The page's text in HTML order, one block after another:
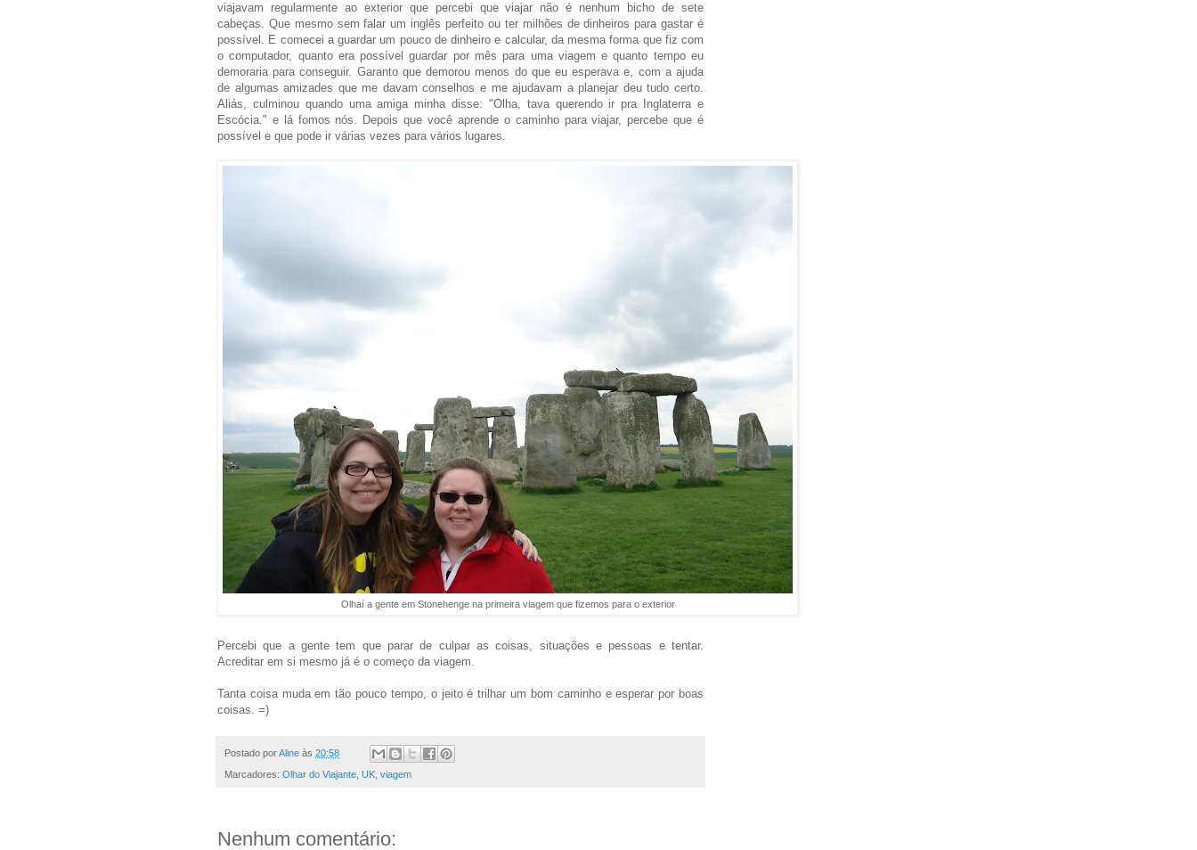
viajavam regularmente ao exterior que percebi que viajar não é nenhum bicho de sete
cabeças. Que mesmo sem falar um inglês perfeito ou ter milhões de dinheiros para gastar é
possível. E comecei a guardar um pouco de dinheiro e calcular, da mesma forma que fiz com
o computador, quanto era possível guardar por mês para uma viagem e quanto tempo eu
demoraria para conseguir. Garanto que demorou menos do que eu esperava e, com a ajuda
de algumas amizades que me davam conselhos e me ajudavam a planejar deu tudo certo.
Aliás, culminou quando uma amiga minha disse: "Olha, tava querendo ir pra Inglaterra e
Escócia." e lá fomos nós. Depois que você aprende o caminho para viajar, percebe que é
possível e que pode ir várias vezes para vários lugares.
Olhaí a gente em Stonehenge na primeira viagem que fizemos para o exterior
Percebi que a gente tem que parar de culpar as coisas, situações e pessoas e tentar.
Acreditar em si mesmo já é o começo da viagem.
Tanta coisa muda em tão pouco tempo, o jeito é trilhar um bom caminho e esperar por boas
coisas. =)
Postado porAline às 20:58
Marcadores: Olhar do Viajante UK viagem
Nenhum comentário: